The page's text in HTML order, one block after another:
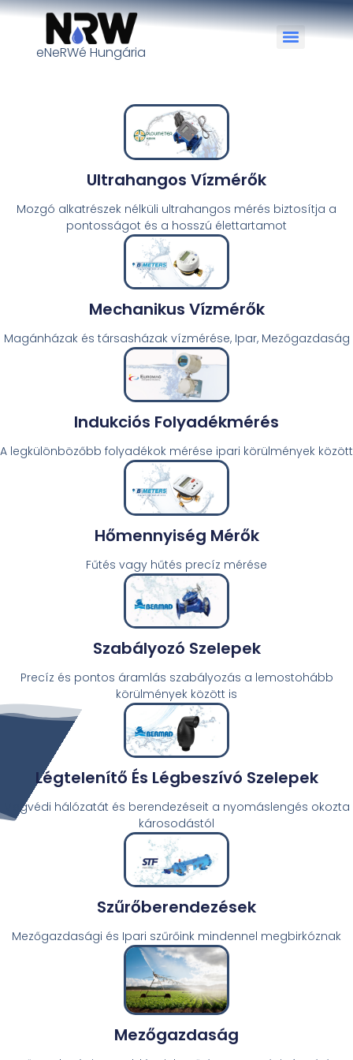
eNeRWé Hungária
Ultrahangos Vízmérők
Mozgó alkatrészek nélküli ultrahangos mérés biztosítja a
pontosságot és a hosszú élettartamot
Mechanikus Vízmérők
Magánházak és társasházak vízmérése, Ipar, Mezőgazdaság
Indukciós Folyadékmérés
A legkülönbözőbb folyadékok mérése ipari körülmények között
Hőmennyiség Mérők
Fűtés vagy hűtés precíz mérése
Szabályozó Szelepek
Precíz és pontos áramlás szabályozás a lemostohább
körülmények között is
Légtelenítő És Légbeszívó Szelepek
Megvédi hálózatát és berendezéseit a nyomáslengés okozta
károsodástól
Szűrőberendezések
Mezőgazdasági és Ipari szűrőink mindennel megbirkóznak
Mezőgazdaság